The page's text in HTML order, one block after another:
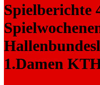
Spielberichte
1.Damen